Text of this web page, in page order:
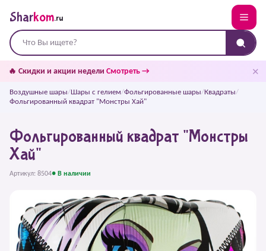
Sharkom.ru
🔥 Скидки и акции недели Смотреть → ✕
Воздушные шары/Шары с гелием/Фольгированные шары/Квадраты/
Фольгированный квадрат "Монстры Хай"
Фольгированный квадрат "Монстры
Хай"
Артикул: 8504● В наличии